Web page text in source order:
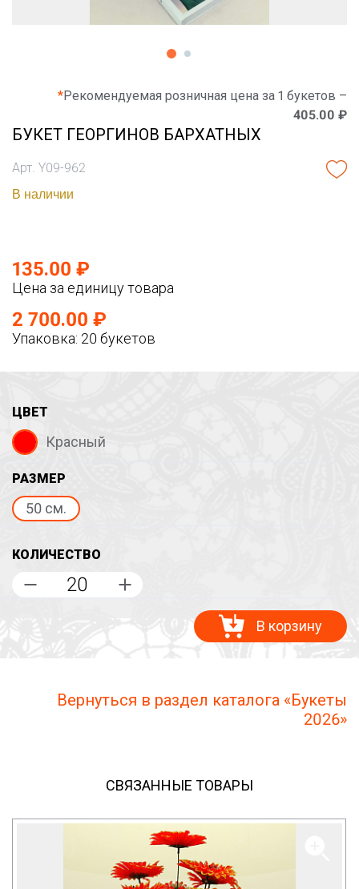
*Рекомендуемая розничная цена за 1 букетов –
405.00 ₽
БУКЕТ ГЕОРГИНОВ БАРХАТНЫХ
Арт. Y09-962
В наличии
135.00 ₽
Цена за единицу товара
2 700.00 ₽
Упаковка: 20 букетов
ЦВЕТ
Красный
РАЗМЕР
50 см.
КОЛИЧЕСТВО
В корзину
Вернуться в раздел каталога «Букеты
2026»
СВЯЗАННЫЕ ТОВАРЫ